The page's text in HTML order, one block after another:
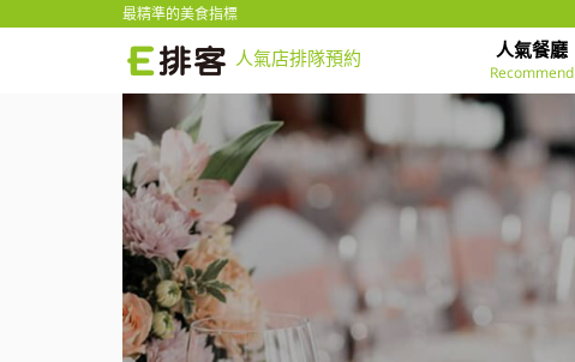
最精準的美食指標
人氣店排隊預約 人氣餐廳
Recommend